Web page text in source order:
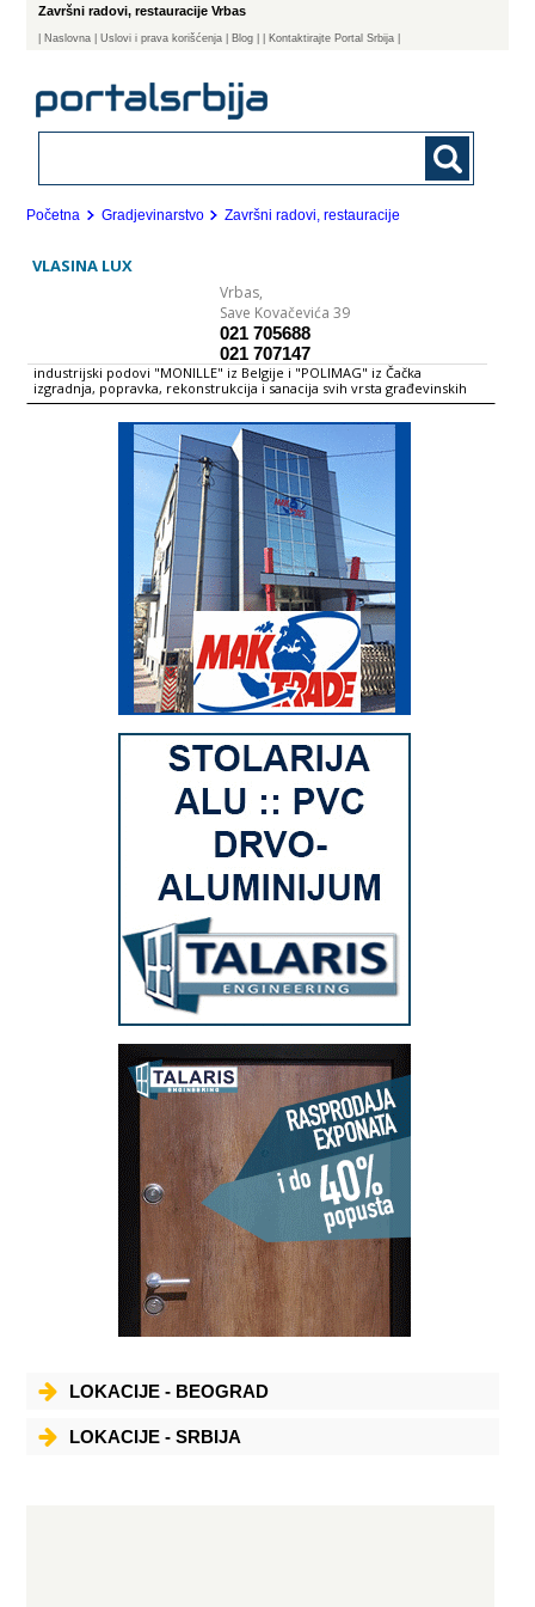
Završni radovi, restauracije Vrbas
Naslovna | Uslovi i prava korišćenja Blog | Kontaktirajte Portal Srbija |
Početna Gradjevinarstvo Završni radovi, restauracije
VLASINA LUX
Vrbas,
Save Kovačevića 39
021 705688
021 707147
industrijski podovi "MONILLE" iz Belgije i "POLIMAG" iz Čačka
izgradnja, popravka, rekonstrukcija i sanacija svih vrsta građevinskih
objekata sanacija i hidroizolacija betonskih bazena, rezervoara, silosa
hidroizolacija ravnih krovova, stambenih i industrijskih objekata
restauracija objekata koji su pod zaštitom države zanatski radovi
keramičarski, teracerski, fasaderski, limarski, tesarski, armirački,
vodovod i kanalizacija, krovopokrivački unutrašnje i spoljno
LOKACIJE - BEOGRAD
LOKACIJE - SRBIJA